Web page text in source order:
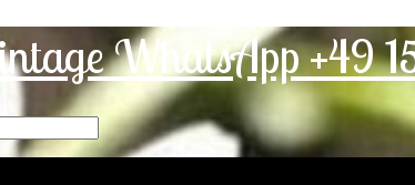
WhatsApp +49